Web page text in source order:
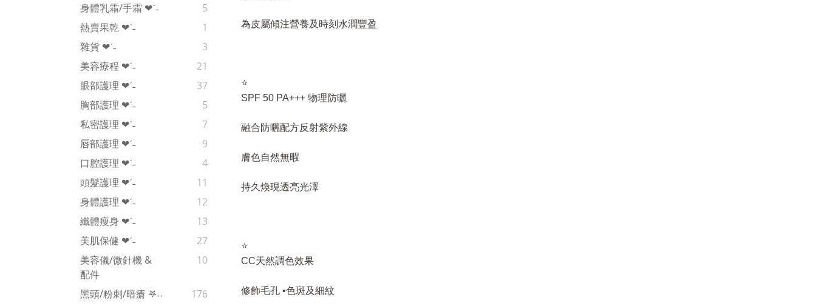
身體乳霜/手霜 ❤︎‬ˊ‪‪˗
5
熱賣果乾 ❤︎‬ˊ‪‪˗
1
雜貨 ❤︎‬ˊ‪‪˗
3
美容療程 ❤︎‬ˊ‪‪˗
21
眼部護理 ❤︎‬ˊ‪‪˗
37
胸部護理 ❤︎‬ˊ‪‪˗
5
私密護理 ❤︎‬ˊ‪‪˗
7
唇部護理 ❤︎‬ˊ‪‪˗
9
口腔護理 ❤︎‬ˊ‪‪˗
4
頭髮護理 ❤︎‬ˊ‪‪˗
11
身體護理 ❤︎‬ˊ‪‪˗
12
纖體瘦身 ❤︎‬ˊ‪‪˗
13
美肌保健 ❤︎‬ˊ‪‪˗
27
美容儀/微針機 &
配件
10
黑頭/粉刺/暗瘡 𖤐˒˒‪‪
176
為皮屬傾注營養及時刻水潤豐盈
⭐
️SPF 50 PA+++ 物理防曬
融合防曬配方反射紫外線
膚色自然無暇
持久煥現透亮光澤
⭐
️CC天然調色效果
修飾毛孔 •色斑及細紋